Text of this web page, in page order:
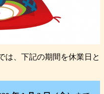
は、下記の期間を休業日と